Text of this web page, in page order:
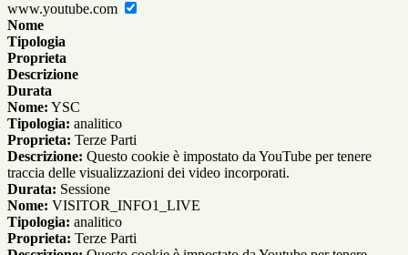
www.youtube.com
Nome
Tipologia
Proprieta
Descrizione
Durata
Nome: YSC
Tipologia: analitico
Proprieta: Terze Parti
Descrizione: Questo cookie è impostato da YouTube per tenere
traccia delle visualizzazioni dei video incorporati.
Durata: Sessione
Nome: VISITOR_INFO1_LIVE
Tipologia: analitico
Proprieta: Terze Parti